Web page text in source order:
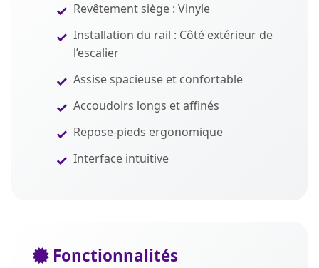
Revêtement siège : Vinyle
Installation du rail : Côté extérieur de
l’escalier
Assise spacieuse et confortable
Accoudoirs longs et affinés
Repose-pieds ergonomique
Interface intuitive
Fonctionnalités